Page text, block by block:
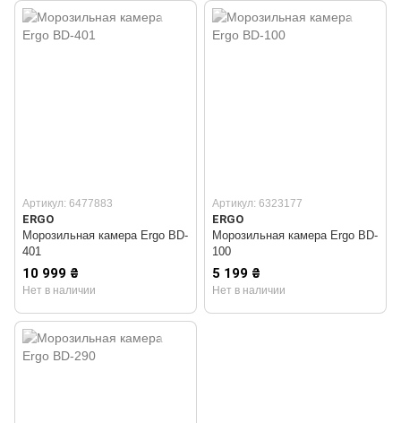
Артикул: 6477883
ERGO
Морозильная камера Ergo BD-
401
10 999 ₴
Нет в наличии
Артикул: 6323177
ERGO
Морозильная камера Ergo BD-
100
5 199 ₴
Нет в наличии